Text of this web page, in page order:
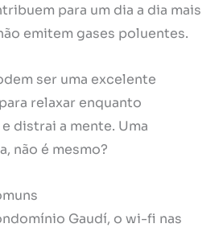
para um dia a dia mais
emitem gases poluentes.
ser uma excelente
relaxar enquanto
distrai a mente. Uma
não é mesmo?
Gaudí, o wi-fi nas